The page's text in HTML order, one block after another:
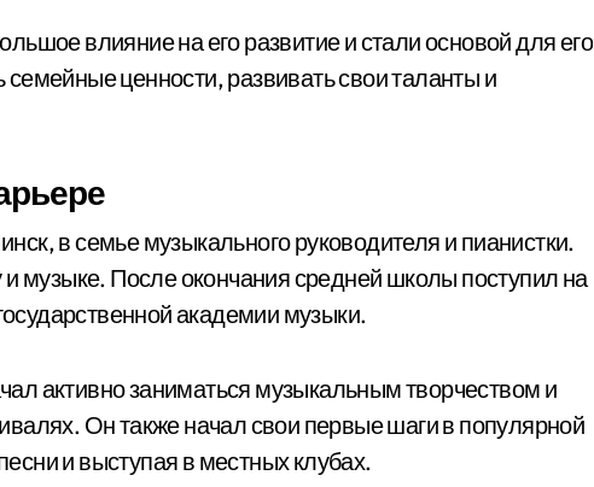
влияние на его развитие и стали основой для его
ценности, развивать свои таланты и
в семье музыкального руководителя и пианистки.
и музыке. После окончания средней школы поступил на
академии музыки.
активно заниматься музыкальным творчеством и
Он также начал свои первые шаги в популярной
и выступая в местных клубах.